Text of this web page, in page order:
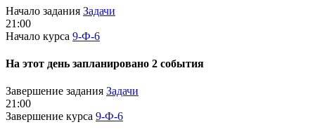
Начало задания Задачи
21:00
Начало курса 9-Ф-6
На этот день запланировано 2 события
Завершение задания Задачи
21:00
Завершение курса 9-Ф-6